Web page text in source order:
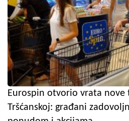
Eurospin otvorio vrata nove
Tršćanskoj: građani